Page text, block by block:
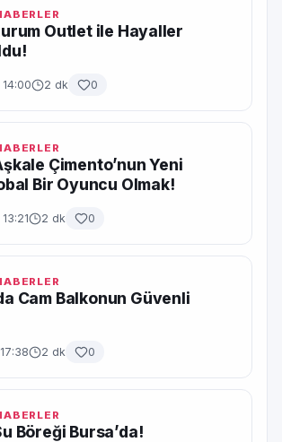
Outlet ile Hayaller
2 dk 0
Çimento’nun Yeni
Bir Oyuncu Olmak!
2 dk 0
Cam Balkonun Güvenli
2 dk 0
Böreği Bursa’da!